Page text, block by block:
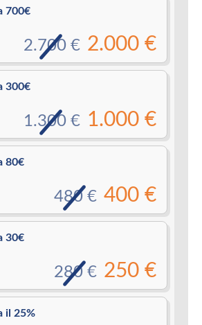
700€
2.000 €
2.700 €
300€
1.000 €
1.300 €
80€
400 €
480 €
30€
250 €
280 €
il 25%